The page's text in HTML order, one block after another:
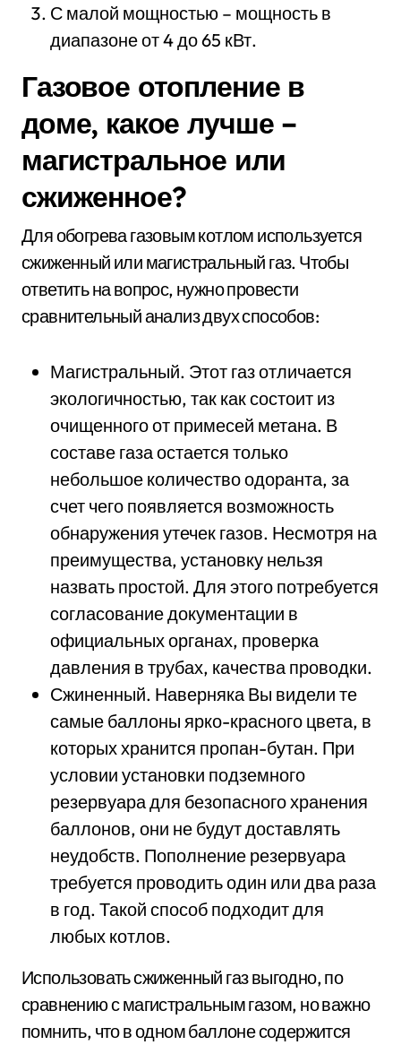
С малой мощностью – мощность в
диапазоне от 4 до 65 кВт.
Газовое отопление в
доме, какое лучше –
магистральное или
сжиженное?
Для обогрева газовым котлом используется
сжиженный или магистральный газ. Чтобы
ответить на вопрос, нужно провести
сравнительный анализ двух способов:
Магистральный. Этот газ отличается
экологичностью, так как состоит из
очищенного от примесей метана. В
составе газа остается только
небольшое количество одоранта, за
счет чего появляется возможность
обнаружения утечек газов. Несмотря на
преимущества, установку нельзя
назвать простой. Для этого потребуется
согласование документации в
официальных органах, проверка
давления в трубах, качества проводки.
Сжиненный. Наверняка Вы видели те
самые баллоны ярко-красного цвета, в
которых хранится пропан-бутан. При
условии установки подземного
резервуара для безопасного хранения
баллонов, они не будут доставлять
неудобств. Пополнение резервуара
требуется проводить один или два раза
в год. Такой способ подходит для
любых котлов.
Использовать сжиженный газ выгодно, по
сравнению с магистральным газом, но важно
помнить, что в одном баллоне содержится